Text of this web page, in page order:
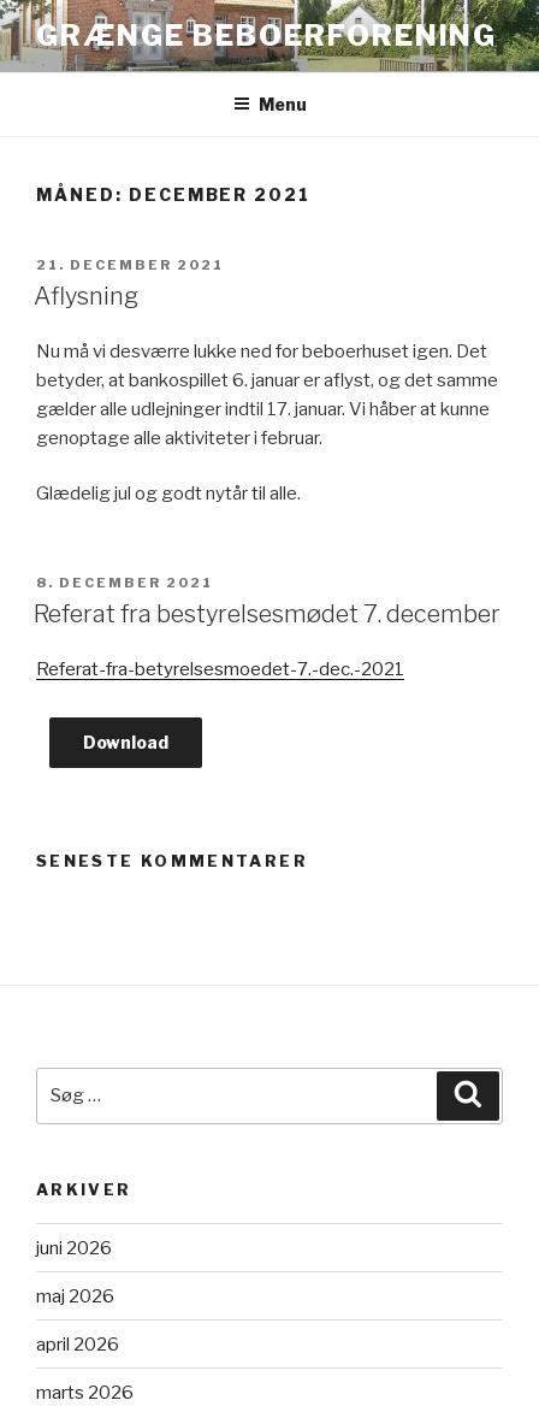
Videre
til
indhold
GRÆNGE BEBOERFORENING
Menu
MÅNED: DECEMBER 2021
UDGIVET
DEN
21. DECEMBER 2021
Aflysning
Nu må vi desværre lukke ned for beboerhuset igen. Det
betyder, at bankospillet 6. januar er aflyst, og det samme
gælder alle udlejninger indtil 17. januar. Vi håber at kunne
genoptage alle aktiviteter i februar.
Glædelig jul og godt nytår til alle.
UDGIVET
DEN
8. DECEMBER 2021
Referat fra bestyrelsesmødet 7. december
Referat-fra-betyrelsesmoedet-7.-dec.-2021
Download
SENESTE KOMMENTARER
efter:
ARKIVER
juni 2026
maj 2026
april 2026
marts 2026